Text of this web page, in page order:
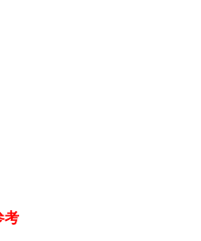
考